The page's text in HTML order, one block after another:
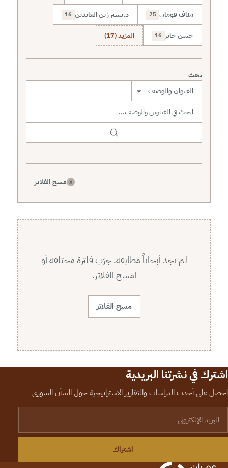
مناف قومان 25 د.بشير زين العابدين 16
حسن جابر 16 المزيد (17)
بحث
نطاق البحث
× مسح الفلاتر
لم نجد أبحاثاً مطابقة. جرّب فلترة مختلفة أو
امسح الفلاتر.
مسح الفلاتر
اشترك في نشرتنا البريدية
احصل على أحدث الدراسات والتقارير الاستراتيجية حول الشأن السوري
اشتراك